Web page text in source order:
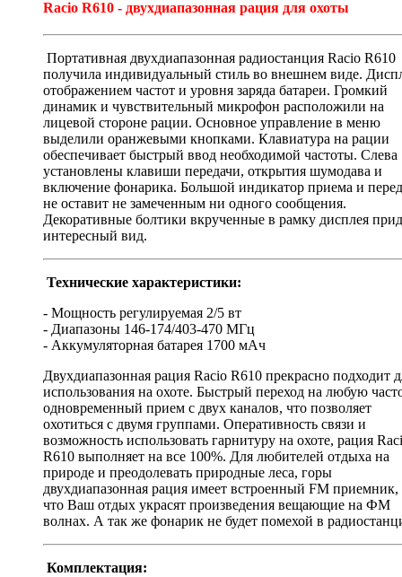
Racio R610 - двухдиапазонная рация для охоты
Портативная двухдиапазонная радиостанция Racio R610
получила индивидуальный стиль во внешнем виде.
отображением частот и уровня заряда батареи. Громкий
динамик и чувствительный микрофон расположили на
лицевой стороне рации. Основное управление в меню
выделили оранжевыми кнопками. Клавиатура на рации
обеспечивает быстрый ввод необходимой частоты. Слева
установлены клавиши передачи, открытия шумодава и
включение фонарика. Большой индикатор приема и
не оставит не замеченным ни одного сообщения.
Декоративные болтики вкрученные в рамку дисплея
интересный вид.
Технические характеристики:
- Мощность регулируемая 2/5 вт
- Диапазоны 146-174/403-470 МГц
- Аккумуляторная батарея 1700 мАч
Двухдиапазонная рация Racio R610 прекрасно подходит
использования на охоте. Быстрый переход на любую
одновременный прием с двух каналов, что позволяет
охотиться с двумя группами. Оперативность связи и
возможность использовать гарнитуру на охоте, рация
R610 выполняет на все 100%. Для любителей отдыха на
природе и преодолевать природные леса, горы
двухдиапазонная рация имеет встроенный FM приемник,
что Ваш отдых украсят произведения вещающие на ФМ
волнах. А так же фонарик не будет помехой в
Комплектация: